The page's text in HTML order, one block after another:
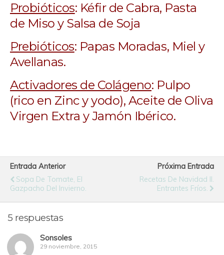
Probióticos: Kéfir de Cabra, Pasta
de Miso y Salsa de Soja
Prebióticos: Papas Moradas, Miel y
Avellanas.
Activadores de Colágeno: Pulpo
(rico en Zinc y yodo), Aceite de Oliva
Virgen Extra y Jamón Ibérico.
Entrada Anterior
Sopa De Tomate, El
Gazpacho Del Invierno.
Próxima Entrada
Recetas De Navidad II.
Entrantes Fríos.
5 respuestas
Sonsoles
29 noviembre, 2015